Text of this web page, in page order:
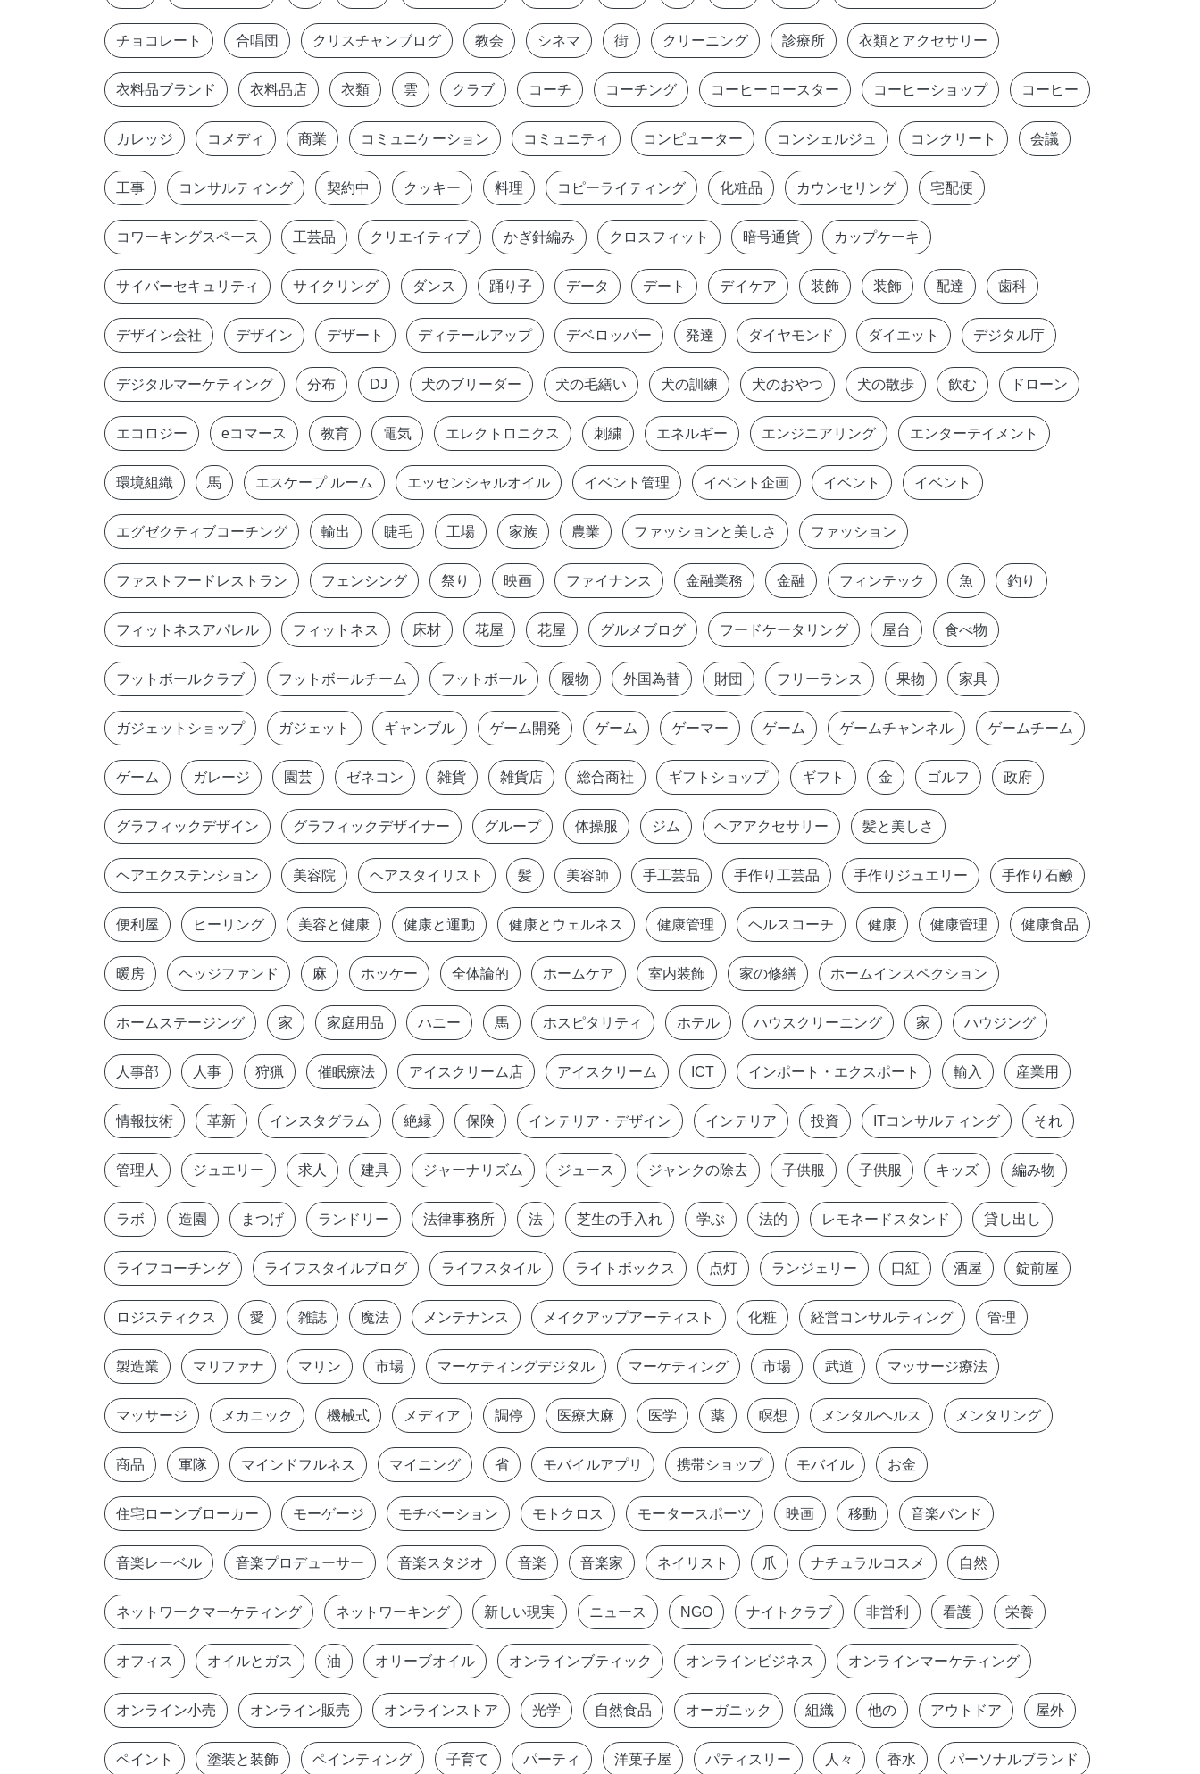
チョコレート 合唱団 クリスチャンブログ 教会 シネマ 街 クリーニング 診療所 衣類とアクセサリー
衣料品ブランド 衣料品店 衣類 雲 クラブ コーチ コーチング コーヒーロースター コーヒーショップ コーヒー
カレッジ コメディ 商業 コミュニケーション コミュニティ コンピューター コンシェルジュ コンクリート 会議
工事 コンサルティング 契約中 クッキー 料理 コピーライティング 化粧品 カウンセリング 宅配便
コワーキングスペース 工芸品 クリエイティブ かぎ針編み クロスフィット 暗号通貨 カップケーキ
サイバーセキュリティ サイクリング ダンス 踊り子 データ デート デイケア 装飾 装飾 配達 歯科
デザイン会社 デザイン デザート ディテールアップ デベロッパー 発達 ダイヤモンド ダイエット デジタル庁
デジタルマーケティング 分布 DJ 犬のブリーダー 犬の毛繕い 犬の訓練 犬のおやつ 犬の散歩 飲む ドローン
エコロジー eコマース 教育 電気 エレクトロニクス 刺繍 エネルギー エンジニアリング エンターテイメント
環境組織 馬 エスケープ ルーム エッセンシャルオイル イベント管理 イベント企画 イベント イベント
エグゼクティブコーチング 輸出 睫毛 工場 家族 農業 ファッションと美しさ ファッション
ファストフードレストラン フェンシング 祭り 映画 ファイナンス 金融業務 金融 フィンテック 魚 釣り
フィットネスアパレル フィットネス 床材 花屋 花屋 グルメブログ フードケータリング 屋台 食べ物
フットボールクラブ フットボールチーム フットボール 履物 外国為替 財団 フリーランス 果物 家具
ガジェットショップ ガジェット ギャンブル ゲーム開発 ゲーム ゲーマー ゲーム ゲームチャンネル ゲームチーム
ゲーム ガレージ 園芸 ゼネコン 雑貨 雑貨店 総合商社 ギフトショップ ギフト 金 ゴルフ 政府
グラフィックデザイン グラフィックデザイナー グループ 体操服 ジム ヘアアクセサリー 髪と美しさ
ヘアエクステンション 美容院 ヘアスタイリスト 髪 美容師 手工芸品 手作り工芸品 手作りジュエリー 手作り石鹸
便利屋 ヒーリング 美容と健康 健康と運動 健康とウェルネス 健康管理 ヘルスコーチ 健康 健康管理 健康食品
暖房 ヘッジファンド 麻 ホッケー 全体論的 ホームケア 室内装飾 家の修繕 ホームインスペクション
ホームステージング 家 家庭用品 ハニー 馬 ホスピタリティ ホテル ハウスクリーニング 家 ハウジング
人事部 人事 狩猟 催眠療法 アイスクリーム店 アイスクリーム ICT インポート・エクスポート 輸入 産業用
情報技術 革新 インスタグラム 絶縁 保険 インテリア・デザイン インテリア 投資 ITコンサルティング それ
管理人 ジュエリー 求人 建具 ジャーナリズム ジュース ジャンクの除去 子供服 子供服 キッズ 編み物
ラボ 造園 まつげ ランドリー 法律事務所 法 芝生の手入れ 学ぶ 法的 レモネードスタンド 貸し出し
ライフコーチング ライフスタイルブログ ライフスタイル ライトボックス 点灯 ランジェリー 口紅 酒屋 錠前屋
ロジスティクス 愛 雑誌 魔法 メンテナンス メイクアップアーティスト 化粧 経営コンサルティング 管理
製造業 マリファナ マリン 市場 マーケティングデジタル マーケティング 市場 武道 マッサージ療法
マッサージ メカニック 機械式 メディア 調停 医療大麻 医学 薬 瞑想 メンタルヘルス メンタリング
商品 軍隊 マインドフルネス マイニング 省 モバイルアプリ 携帯ショップ モバイル お金
住宅ローンブローカー モーゲージ モチベーション モトクロス モータースポーツ 映画 移動 音楽バンド
音楽レーベル 音楽プロデューサー 音楽スタジオ 音楽 音楽家 ネイリスト 爪 ナチュラルコスメ 自然
ネットワークマーケティング ネットワーキング 新しい現実 ニュース NGO ナイトクラブ 非営利 看護 栄養
オフィス オイルとガス 油 オリーブオイル オンラインブティック オンラインビジネス オンラインマーケティング
オンライン小売 オンライン販売 オンラインストア 光学 自然食品 オーガニック 組織 他の アウトドア 屋外
ペイント 塗装と装飾 ペインティング 子育て パーティ 洋菓子屋 パティスリー 人々 香水 パーソナルブランド